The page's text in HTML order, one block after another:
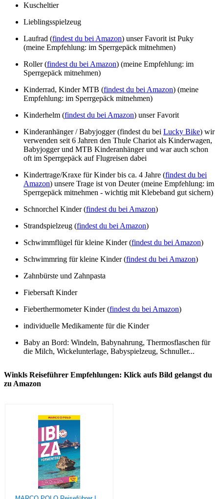
Kuscheltier
Lieblingsspielzeug
Laufrad (findest du bei Amazon) unser Favorit ist Puky
(meine Empfehlung: im Sperrgepäck mitnehmen)
Roller (findest du bei Amazon) (meine Empfehlung: im
Sperrgepäck mitnehmen)
Kinderrad, Kinder MTB (findest du bei Amazon) (meine
Empfehlung: im Sperrgepäck mitnehmen)
Kinderhelm (findest du bei Amazon) unser Favorit
Kinderanhänger / Babyjogger (findest du bei Lucky Bike) wir
verwenden seit 6 Jahren den Thule Chariot als Kinderwagen,
Babyjogger und MTB Kinderanhänger und war auch schon
oft im Sperrgepäck auf Flugreisen dabei
Kindertrage/Kraxe für Kinder bis ca. 4 Jahre (findest du bei
Amazon) unsere Trage ist von Deuter (meine Empfehlung: im
Sperrgepäck mitnehmen - wichtig mit Klebeband gut sichern)
Schnorchel Kinder (findest du bei Amazon)
Strandspielzeug (findest du bei Amazon)
Schwimmflügel für kleine Kinder (findest du bei Amazon)
Schwimmring für kleine Kinder (findest du bei Amazon)
Zahnbürste und Zahnpasta
Fiebersaft Kinder
Fieberthermometer Kinder (findest du bei Amazon)
individuelle Medikamente für die Kinder
Baby an Bord: Windeln, Babynahrung, Thermosflaschen für
die Milch, Wickelunterlage, Babyspielzeug, Schnuller...
Winkls Reiseführer Empfehlungen: Klick aufs Bild gelangst du
zu Amazon